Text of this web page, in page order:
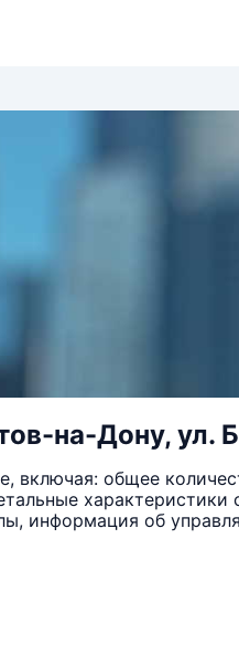
на-Дону, ул.
общее
характеристики
информация об